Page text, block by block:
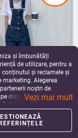
fără mâneci, talie
lejeră, 100% bumbac,
2022
add_shopping_cart
și îmbunătăți
de utilizare, pentru a
și reclamele și
Alegerea
noștri de
dispozitivul dvs. în
în orice moment
multe informații, vă
.
Vezi mai mult